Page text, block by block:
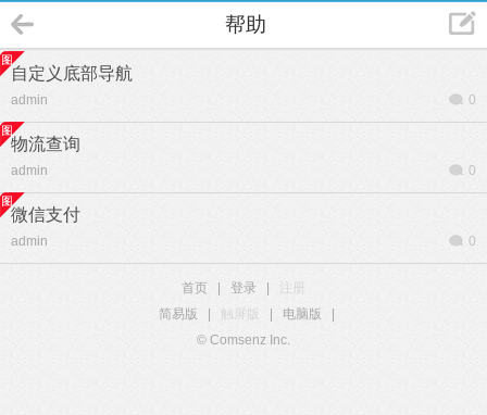
帮助
自定义底部导航
admin 0
物流查询
admin 0
微信支付
admin 0
首页 登录
简易版
触屏版 电脑版
© Comsenz Inc.